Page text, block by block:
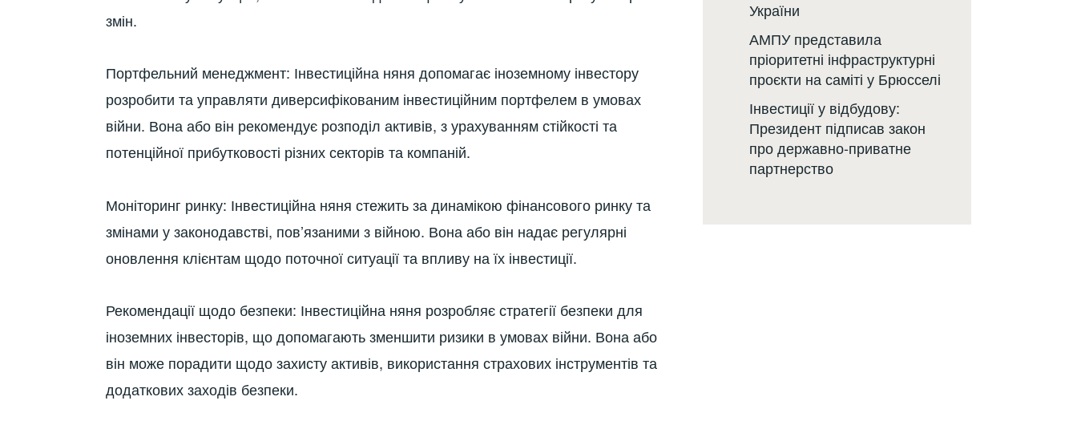
змін.
Портфельний менеджмент: Інвестиційна няня допомагає іноземному інвестору
розробити та управляти диверсифікованим інвестиційним портфелем в умовах
війни. Вона або він рекомендує розподіл активів, з урахуванням стійкості та
потенційної прибутковості різних секторів та компаній.
Моніторинг ринку: Інвестиційна няня стежить за динамікою фінансового ринку та
змінами у законодавстві, пов’язаними з війною. Вона або він надає регулярні
оновлення клієнтам щодо поточної ситуації та впливу на їх інвестиції.
Рекомендації щодо безпеки: Інвестиційна няня розробляє стратегії безпеки для
іноземних інвесторів, що допомагають зменшити ризики в умовах війни. Вона або
він може порадити щодо захисту активів, використання страхових інструментів та
додаткових заходів безпеки.
України
АМПУ представила
пріоритетні інфраструктурні
проєкти на саміті у Брюсселі
Інвестиції у відбудову:
Президент підписав закон
про державно-приватне
партнерство